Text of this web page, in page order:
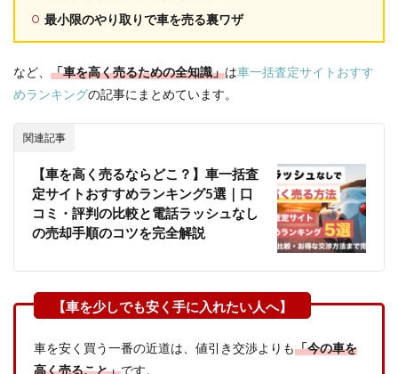
最小限のやり取りで車を売る裏ワザ
など、 「車を高く売るための全知識」は車一括査定サイトおすす
めランキングの記事にまとめています。
関連記事
【車を高く売るならどこ？】車一括査
定サイトおすすめランキング5選｜口
コミ・評判の比較と電話ラッシュなし
の売却手順のコツを完全解説
車を安く買う一番の近道は、値引き交渉よりも「今の車を
高く売ること」です。